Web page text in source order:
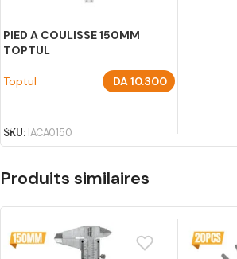
PIED A COULISSE 150MM
TOPTUL
Toptul DA10.300
SKU: IACA0150
Produits similaires